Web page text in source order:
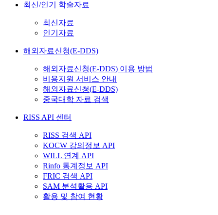
최신/인기 학술자료
최신자료
인기자료
해외자료신청(E-DDS)
해외자료신청(E-DDS) 이용 방법
비용지원 서비스 안내
해외자료신청(E-DDS)
중국대학 자료 검색
RISS API 센터
RISS 검색 API
KOCW 강의정보 API
WILL 연계 API
Rinfo 통계정보 API
FRIC 검색 API
SAM 분석활용 API
활용 및 참여 현황